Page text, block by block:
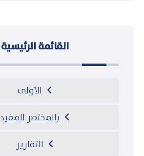
القائمة الرئيسية
الأولى
بالمختصر المفيد
التقارير